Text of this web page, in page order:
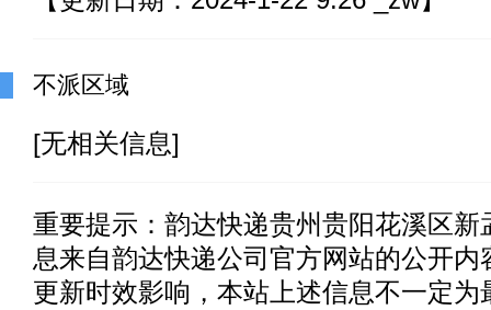
不派区域
[无相关信息]
重要提示： 韵达快递贵州贵阳花溪区新
息来自韵达快递公司官方网站的公开内
更新时效影响，本站上述信息不一定为